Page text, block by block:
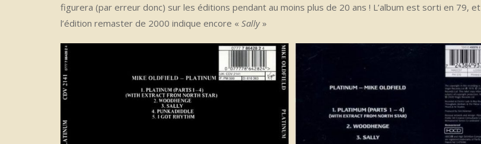
figurera (par erreur donc) sur les éditions pendant au moins plus de 20 ans ! L’album est sorti en 79, et
l’édition remaster de 2000 indique encore « Sally»